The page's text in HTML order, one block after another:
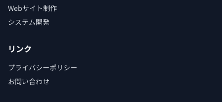
Webサイト制作
システム開発
リンク
プライバシーポリシー
お問い合わせ